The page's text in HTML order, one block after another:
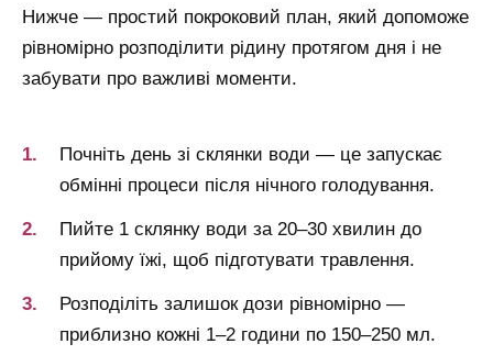
Нижче — простий покроковий план, який допоможе
рівномірно розподілити рідину протягом дня і не
забувати про важливі моменти.
Почніть день зі склянки води — це запускає
обмінні процеси після нічного голодування.
Пийте 1 склянку води за 20–30 хвилин до
прийому їжі, щоб підготувати травлення.
Розподіліть залишок дози рівномірно —
приблизно кожні 1–2 години по 150–250 мл.